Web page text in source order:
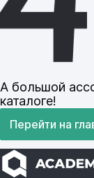
А большой
каталоге!
Перейти на